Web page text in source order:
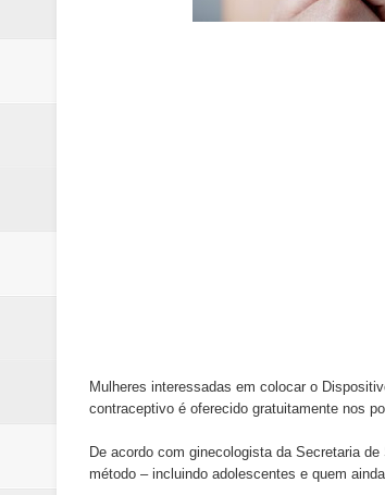
Mulheres interessadas em colocar o
contraceptivo é oferecido gratuitamente nos
De acordo com ginecologista da Secretaria
método – incluindo adolescentes e quem